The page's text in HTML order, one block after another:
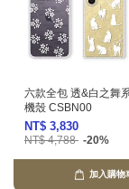
六款全包 透&白之舞
機殼 CSBN00
NT$ 3,830
NT$ 4,788 -20%
加入購物